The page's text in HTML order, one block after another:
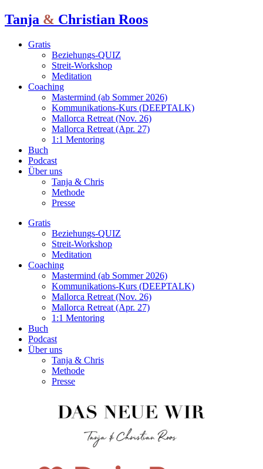
Tanja & Christian Roos
Gratis
Beziehungs-QUIZ
Streit-Workshop
Meditation
Coaching
Mastermind (ab Sommer 2026)
Kommunikations-Kurs (DEEPTALK)
Mallorca Retreat (Nov. 26)
Mallorca Retreat (Apr. 27)
1:1 Mentoring
Buch
Podcast
Über uns
Tanja & Chris
Methode
Presse
Gratis
Beziehungs-QUIZ
Streit-Workshop
Meditation
Coaching
Mastermind (ab Sommer 2026)
Kommunikations-Kurs (DEEPTALK)
Mallorca Retreat (Nov. 26)
Mallorca Retreat (Apr. 27)
1:1 Mentoring
Buch
Podcast
Über uns
Tanja & Chris
Methode
Presse